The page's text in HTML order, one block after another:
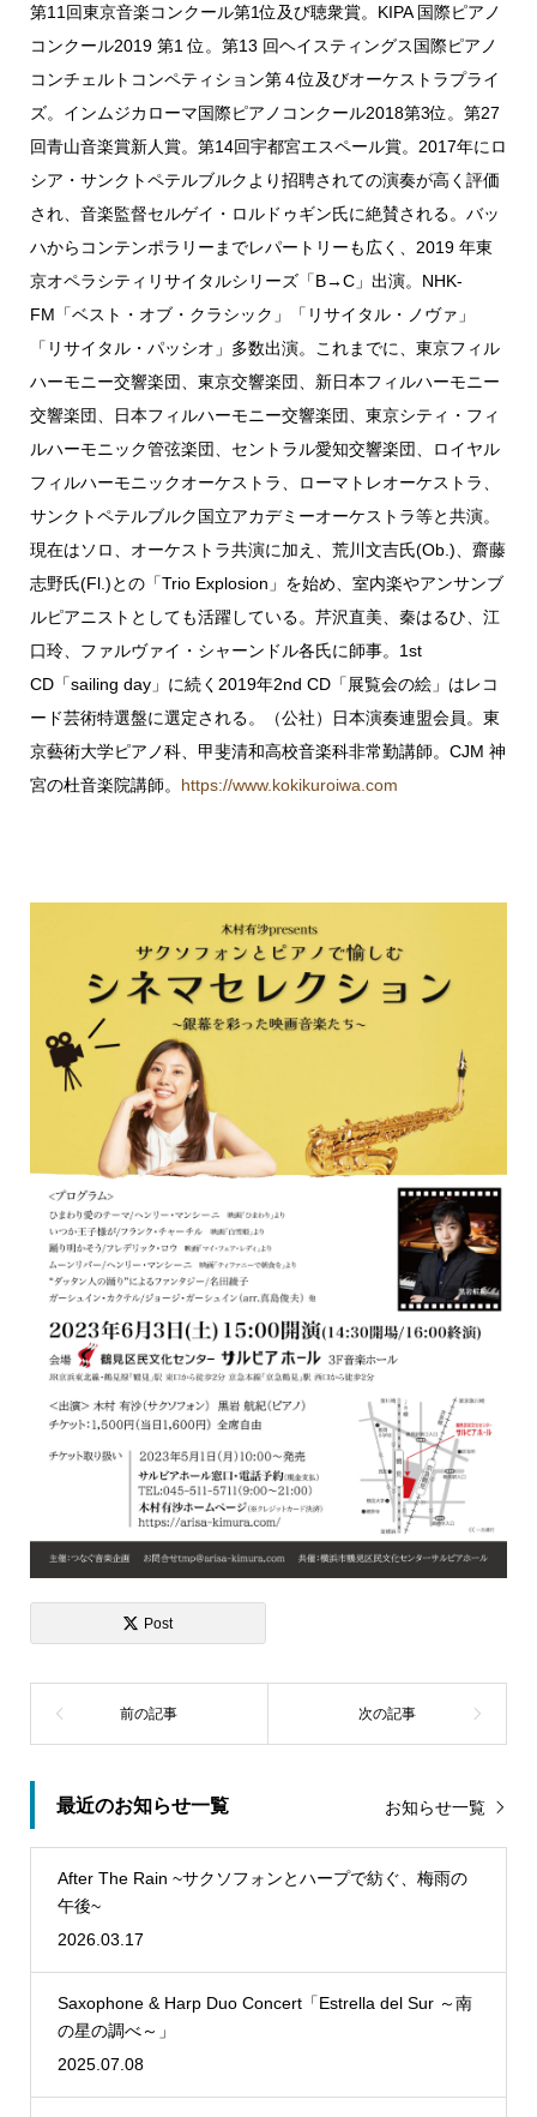
第11回東京⾳楽コンクール第1位及び聴衆賞。KIPA 国際ピアノ
コンクール2019 第1 位。第13 回ヘイスティングス国際ピアノ
コンチェルトコンペティション第４位及びオーケストラプライ
ズ。インムジカローマ国際ピアノコンクール2018第3位。第27
回⻘⼭⾳楽賞新⼈賞。第14回宇都宮エスペール賞。2017年にロ
シア・ サンクトペテルブルクより招聘されての演奏が⾼く評価
され、⾳楽監督セルゲイ・ロルドゥギン⽒に絶賛される。バッ
ハからコンテンポラリーまでレパートリーも広く、2019 年東
京オペラシティリサイタルシリーズ「B→C」出演。NHK-
FM「ベスト・オブ・クラシック」
「リサイタル・ノヴァ」
「リサイタル・パッシオ」多数出演。これまでに、東京フィル
ハーモニー交響楽団、東京交響楽団、新⽇本フィルハーモニー
交響楽団、⽇本フィルハーモニー交響楽団、東京シティ・フィ
ルハーモニック管弦楽団、セントラル愛知交響楽団、ロイヤル
フィルハーモニックオーケストラ、ローマトレオーケストラ、
サンクトペテルブルク国⽴アカデミーオーケストラ等と共演。
現在はソロ、オーケストラ共演に加え、荒川⽂吉⽒(Ob.)、 齋藤
志野⽒(Fl.)との「Trio Explosion」を始め、室内楽やアンサンブ
ルピアニストとしても活躍している。芹沢直美、秦はるひ、江
⼝玲、ファルヴァイ・シャーンドル各⽒に師事。 1st
CD「sailing day」に続く2019年2nd CD「展覧会の絵」はレコ
ード芸術特選盤に選定される。（公社）⽇本演奏連盟会員。東
京藝術⼤学ピアノ科、甲斐清和⾼校⾳楽科⾮常勤講師。CJM 神
宮の杜⾳楽院講師。 https://www.kokikuroiwa.com
Post
最近のお知らせ一覧 お知らせ一覧
After The Rain ~サクソフォンとハープで紡ぐ、梅雨の
午後~
2026.03.17
Saxophone & Harp Duo Concert「Estrella del Sur ～南
の星の調べ～」
2025.07.08